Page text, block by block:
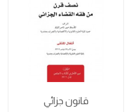
قانون جزائي